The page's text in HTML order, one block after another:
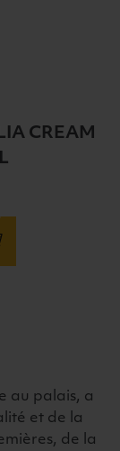
CREAM
au palais, a
et de la
de la